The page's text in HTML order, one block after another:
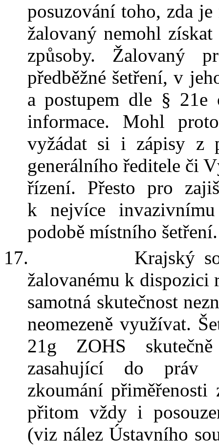
posuzování toho, zda
žalovaný nemohl získat
způsoby. Žalovaný
předběžné šetření, v
a postupem dle §
informace. Mohl
vyžádatsi i zápisy z
generálního ředitele či
řízení. Přestopro
k
nejvíce
podobě místního šetření.
17.
Krajský s
žalovanému k dispozici
samotná skutečnost
neomezeně využívat.
21g
ZOHS
zasahující do práv
zkoumání
přitom vždy i
(viz nález Ústavního